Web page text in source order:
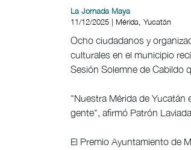
La Jornada Maya
11/12/2025 | Mérida, Yucatán
Ocho ciudadanos y
culturales en el municipio
Sesión Solemne de Cabildo
"Nuestra Mérida de Yucatán
gente", afirmó Patrón
El Premio Ayuntamiento de